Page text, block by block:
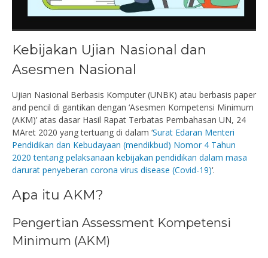
Kebijakan Ujian Nasional dan
Asesmen Nasional
Ujian Nasional Berbasis Komputer (UNBK) atau berbasis paper
and pencil di gantikan dengan ‘Asesmen Kompetensi Minimum
(AKM)’ atas dasar Hasil Rapat Terbatas Pembahasan UN, 24
MAret 2020 yang tertuang di dalam ‘Surat Edaran Menteri
Pendidikan dan Kebudayaan (mendikbud) Nomor 4 Tahun
2020 tentang pelaksanaan kebijakan pendidikan dalam masa
darurat penyeberan corona virus disease (Covid-19)‘.
Apa itu AKM?
Pengertian Assessment Kompetensi
Minimum (AKM)